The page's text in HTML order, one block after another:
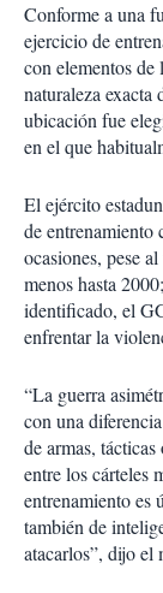
Conforme a una
ejercicio de
con elementos de
naturaleza
ubicación fue
en el que
El ejército
de entrenamiento
ocasiones, pese
menos hasta
identificado, el
enfrentar la
“La guerra
con una
de armas,
entre los cárteles
entrenamiento es
también de
atacarlos”, dijo